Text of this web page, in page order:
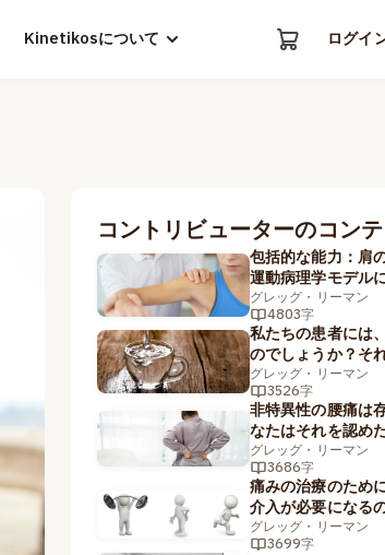
Kinetikosについて ログイ
コントリビューターのコン
包括的な能力：肩
運動病理学モデル
グレッグ・リーマン
4803字
私たちの患者には
のでしょうか？そ
大きい容量のカッ
しょうか？
グレッグ・リーマン
3526字
非特異性の腰痛は
なたはそれを認め
のです。
グレッグ・リーマン
3686字
痛みの治療のため
介入が必要になる
グレッグ・リーマン
3699字